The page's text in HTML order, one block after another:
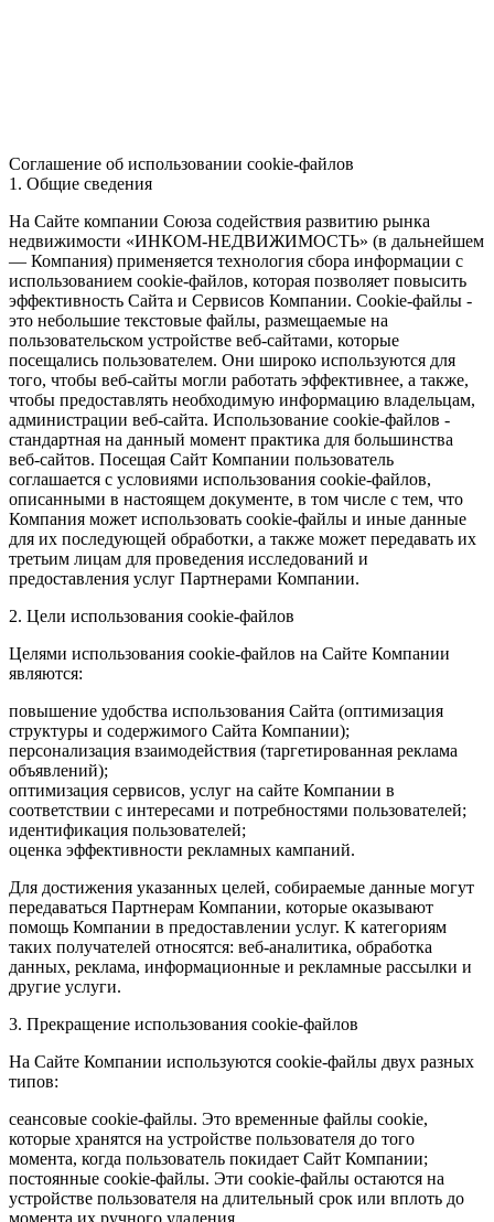
Соглашение об использовании cookie-файлов
1. Общие сведения
На Сайте компании Союза содействия развитию рынка
недвижимости «ИНКОМ-НЕДВИЖИМОСТЬ» (в дальнейшем
— Компания) применяется технология сбора информации с
использованием cookie-файлов, которая позволяет повысить
эффективность Сайта и Сервисов Компании. Сookie-файлы -
это небольшие текстовые файлы, размещаемые на
пользовательском устройстве веб-сайтами, которые
посещались пользователем. Они широко используются для
того, чтобы веб-сайты могли работать эффективнее, а также,
чтобы предоставлять необходимую информацию владельцам,
администрации веб-сайта. Использование cookie-файлов -
стандартная на данный момент практика для большинства
веб-сайтов. Посещая Сайт Компании пользователь
соглашается с условиями использования cookie-файлов,
описанными в настоящем документе, в том числе с тем, что
Компания может использовать cookie-файлы и иные данные
для их последующей обработки, а также может передавать их
третьим лицам для проведения исследований и
предоставления услуг Партнерами Компании.
2. Цели использования cookie-файлов
Целями использования cookie-файлов на Сайте Компании
являются:
повышение удобства использования Сайта (оптимизация
структуры и содержимого Сайта Компании);
персонализация взаимодействия (таргетированная реклама
объявлений);
оптимизация сервисов, услуг на сайте Компании в
соответствии с интересами и потребностями пользователей;
идентификация пользователей;
оценка эффективности рекламных кампаний.
Для достижения указанных целей, собираемые данные могут
передаваться Партнерам Компании, которые оказывают
помощь Компании в предоставлении услуг. К категориям
таких получателей относятся: веб-аналитика, обработка
данных, реклама, информационные и рекламные рассылки и
другие услуги.
3. Прекращение использования cookie-файлов
На Сайте Компании используются cookie-файлы двух разных
типов:
сеансовые cookie-файлы. Это временные файлы cookie,
которые хранятся на устройстве пользователя до того
момента, когда пользователь покидает Сайт Компании;
постоянные cookie-файлы. Эти cookie-файлы остаются на
устройстве пользователя на длительный срок или вплоть до
момента их ручного удаления.